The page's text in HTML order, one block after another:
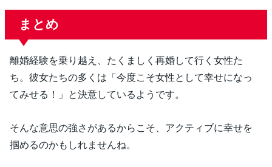
まとめ
離婚経験を乗り越え、たくましく再婚して行く女性た
ち。彼女たちの多くは「今度こそ女性として幸せになっ
てみせる！」と決意しているようです。
そんな意思の強さがあるからこそ、アクティブに幸せを
掴めるのかもしれませんね。